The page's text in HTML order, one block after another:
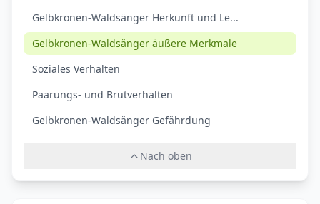
Gelbkronen-Waldsänger Herkunft und Le...
Gelbkronen-Waldsänger äußere Merkmale
Soziales Verhalten
Paarungs- und Brutverhalten
Gelbkronen-Waldsänger Gefährdung
Nach oben